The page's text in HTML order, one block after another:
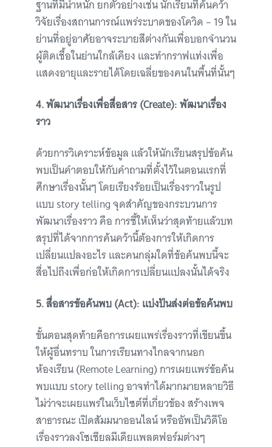
ฐานที่มีน้ำหนัก ยกตัวอย่างเช่น นักเรียนที่ค้นคว้า
วิจัยเรื่องสถานการณ์แพร่ระบาดของโควิด – 19 ใน
ย่านที่อยู่อาศัยอาจระบายสีต่างกันเพื่อบอกจำนวน
ผู้ติดเชื้อในย่านใกล้เคียง และทำกราฟแท่งเพื่อ
แสดงอายุและรายได้โดยเฉลี่ยของคนในพื้นที่นั้นๆ
4. พัฒนาเรื่องเพื่อสื่อสาร (Create): พัฒนาเรื่อง
ราว
ด้วยการวิเคราะห์ข้อมูล แล้วให้นักเรียนสรุปข้อค้น
พบเป็นคำตอบให้กับคำถามที่ตั้งไว้ในตอนแรกที่
ศึกษาเรื่องนั้นๆ โดยเรียงร้อยเป็นเรื่องราวในรูป
แบบ story telling จุดสำคัญของกระบวนการ
พัฒนาเรื่องราว คือ การชี้ให้เห็นว่าสุดท้ายแล้วบท
สรุปที่ได้จากการค้นคว้านี้ต้องการให้เกิดการ
เปลี่ยนแปลงอะไร และคนกลุ่มใดที่ข้อค้นพบนี้จะ
สื่อไปถึงเพื่อก่อให้เกิดการเปลี่ยนแปลงนั้นได้จริง
5.สื่อสารข้อค้นพบ(Act): แบ่งปันส่งต่อข้อค้นพบ
ขั้นตอนสุดท้ายคือการเผยแพร่เรื่องราวที่เขียนขึ้น
ให้ผู้อื่นทราบ ในการเรียนทางไกลจากนอก
ห้องเรียน (Remote Learning) การเผยแพร่ข้อค้น
พบแบบ story telling อาจทำได้มากมายหลายวิธี
ไม่ว่าจะเผยแพร่ในเว็บไซต์ที่เกี่ยวข้อง สร้างเพจ
สาธารณะ เปิดสัมมนาออนไลน์ หรืออัพเป็นวิดีโอ
เรื่องราวลงโซเชียลมีเดียแพลตฟอร์มต่างๆ